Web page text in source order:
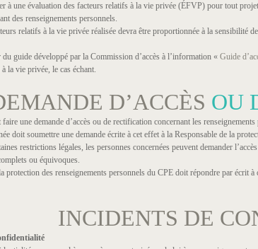
à une évaluation des facteurs relatifs à la vie privée (ÉFVP) pour tout
des renseignements personnels.
relatifs à la vie privée réalisée devra être proportionnée à la
du guide développé par la Commission d’accès à l’information « Guide
la vie privée, le cas échant.
D’ACCÈS OU
une demande d’accès ou de rectification concernant les
doit soumettre une demande écrite à cet effet à la Responsable de la
restrictions légales, les personnes concernées peuvent demander
ou équivoques.
protection des renseignements personnels du CPE doit répondre par écrit
DE